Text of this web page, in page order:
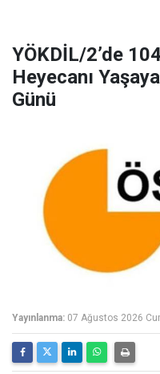
YÖKDİL/2’de
Heyecanı
Günü
Yayınlanma: 07 Ağustos 2026